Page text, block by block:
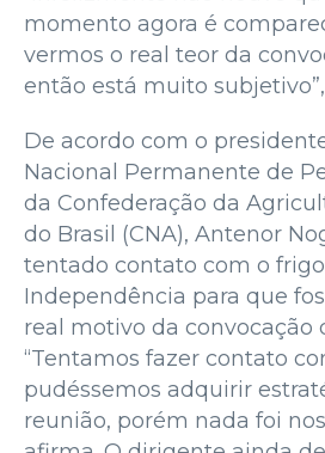
momento agora é
vermos o real teor da
então está muito
De acordo com o
Nacional Permanente de
da Confederação da
do Brasil (CNA), Antenor
tentado contato com o
Independência para que
real motivo da convocação
“Tentamos fazer contato
pudéssemos adquirir
reunião, porém nada foi